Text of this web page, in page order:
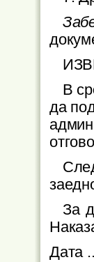
В
да
За
Дата